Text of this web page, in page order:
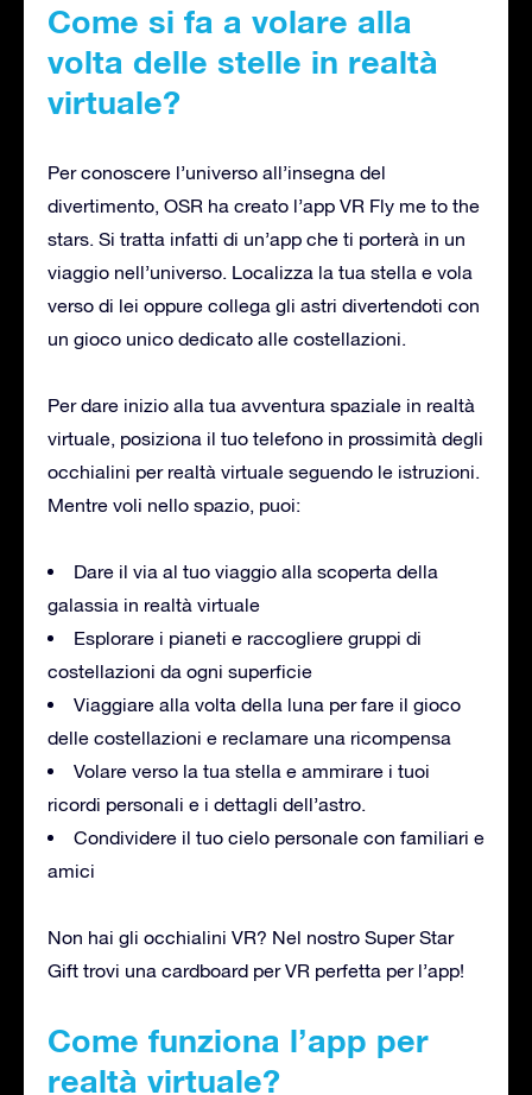
Come si fa a volare alla
volta delle stelle in realtà
virtuale?
Per conoscere l’universo all’insegna del
divertimento, OSR ha creato l’app VR Fly me to the
stars. Si tratta infatti di un’app che ti porterà in un
viaggio nell’universo. Localizza la tua stella e vola
verso di lei oppure collega gli astri divertendoti con
un gioco unico dedicato alle costellazioni.
Per dare inizio alla tua avventura spaziale in realtà
virtuale, posiziona il tuo telefono in prossimità degli
occhialini per realtà virtuale seguendo le istruzioni.
Mentre voli nello spazio, puoi:
Dare il via al tuo viaggio alla scoperta della
galassia in realtà virtuale
Esplorare i pianeti e raccogliere gruppi di
costellazioni da ogni superficie
Viaggiare alla volta della luna per fare il gioco
delle costellazioni e reclamare una ricompensa
Volare verso la tua stella e ammirare i tuoi
ricordi personali e i dettagli dell’astro.
Condividere il tuo cielo personale con familiari e
amici
Non hai gli occhialini VR? Nel nostro Super Star
Gift trovi una cardboard per VR perfetta per l’app!
Come funziona l’app per
realtà virtuale?